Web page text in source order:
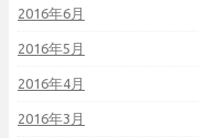
2016年6月
2016年5月
2016年4月
2016年3月